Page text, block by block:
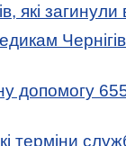
які загинули
допомогу
терміни